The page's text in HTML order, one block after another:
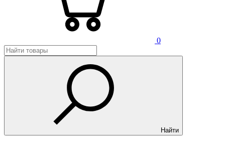
0
Найти